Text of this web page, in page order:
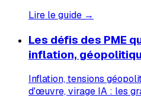
Lire le guide →
Les défis des PME
inflation,
Inflation, tensions
d'œuvre, virage IA : les